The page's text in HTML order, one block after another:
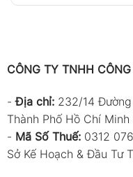
CÔNG TY TNHH
-Địa chỉ: 232/14
Thành Phố Hồ Chí Minh
- Mã Số Thuế: 0312
Sở Kế Hoạch & Đầu Tư